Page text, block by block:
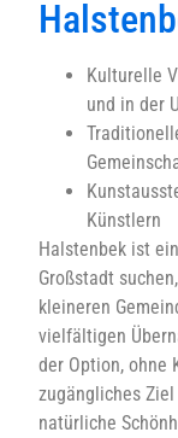
Kulturelle
und in der
Künstlern
Halstenbek ist
Großstadt
kleineren
vielfältigen
der Option, ohne
zugängliches
natürliche